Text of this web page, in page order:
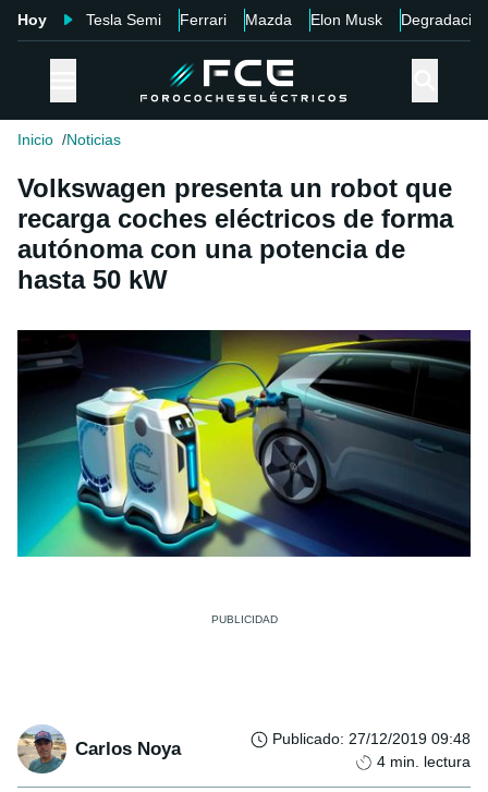
Hoy Tesla Semi Ferrari Mazda Elon Musk Degradación
Inicio Noticias
Volkswagen presenta un robot que
recarga coches eléctricos de forma
autónoma con una potencia de
hasta 50 kW
Carlos Noya Publicado: 27/12/2019 09:48
4 min. lectura